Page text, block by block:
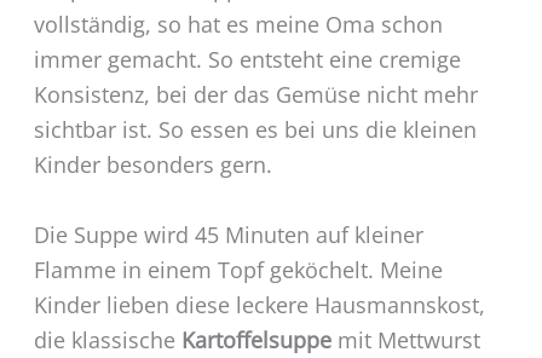
vollständig, so hat es meine Oma schon
immer gemacht. So entsteht eine cremige
Konsistenz, bei der das Gemüse nicht mehr
sichtbar ist. So essen es bei uns die kleinen
Kinder besonders gern.
Die Suppe wird 45 Minuten auf kleiner
Flamme in einem Topf geköchelt. Meine
Kinder lieben diese leckere Hausmannskost,
die klassische Kartoffelsuppe mit Mettwurst